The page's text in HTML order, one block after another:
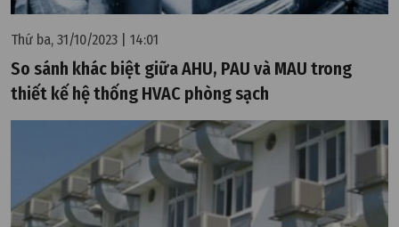
Thứ ba, 31/10/2023 | 14:01
So sánh khác biệt giữa AHU, PAU và MAU trong
thiết kế hệ thống HVAC phòng sạch